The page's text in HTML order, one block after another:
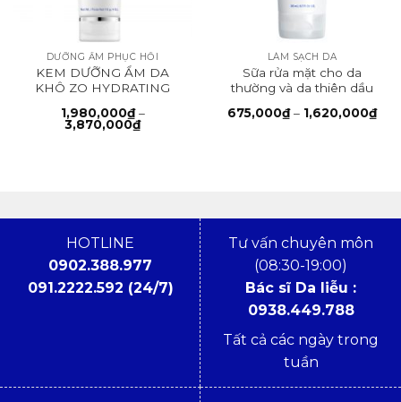
DƯỠNG ẨM PHỤC HỒI
KEM DƯỠNG ẨM DA
KHÔ ZO HYDRATING
1,980,000₫ –
3,870,000₫Khoảng
giá:
LÀM SẠCH DA
Sữa rửa mặt cho da
thường và da thiên dầu
CLEANSER
675,000₫ – 1,620,000₫
giá:
HOTLINE
0902.388.977
091.2222.592 (24/7)
Tư vấn chuyên môn
(08:30-19:00)
Bác sĩ Da liễu :
0938.449.788
Tất cả các ngày trong
tuần